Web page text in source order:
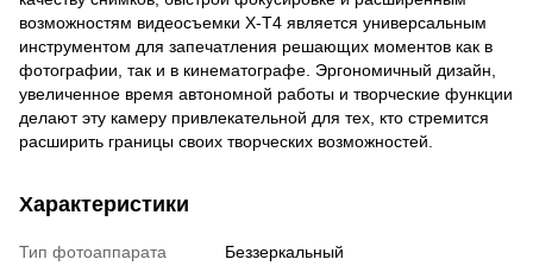
возможностям видеосъемки X-T4 является универсальным
инструментом для запечатления решающих моментов как в
фотографии, так и в кинематографе. Эргономичный дизайн,
увеличенное время автономной работы и творческие функции
делают эту камеру привлекательной для тех, кто стремится
расширить границы своих творческих возможностей.
Характеристики
Тип фотоаппарата
Беззеркальный